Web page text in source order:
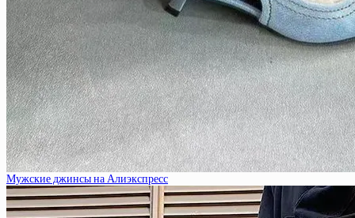
Мужские джинсы на Алиэкспресс